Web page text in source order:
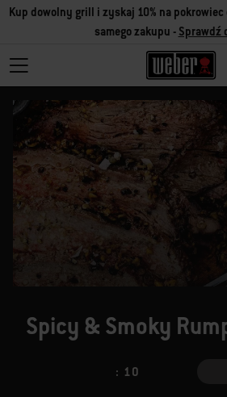
Kup dowolny grill i zyskaj 10% na
samego zakupu - Sprawdź
Spicy & Smoky
: 10